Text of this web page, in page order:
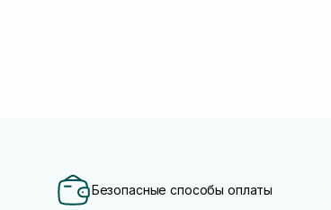
Безопасные способы оплаты